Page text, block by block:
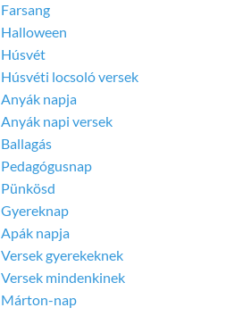
Farsang
Halloween
Húsvét
Húsvéti locsoló versek
Anyák napja
Anyák napi versek
Ballagás
Pedagógusnap
Pünkösd
Gyereknap
Apák napja
Versek gyerekeknek
Versek mindenkinek
Márton-nap